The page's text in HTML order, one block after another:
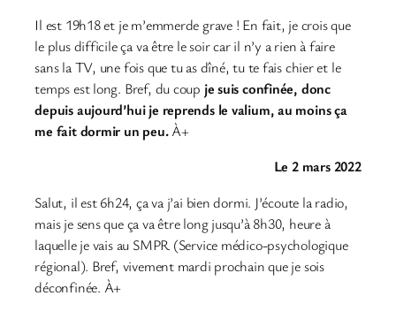
Il est 19h18 et je m’emmerde grave ! En fait, je crois que
le plus difficile ça va être le soir car il n’y a rien à faire
sans la TV, une fois que tu as dîné, tu te fais chier et le
temps est long. Bref, du coup je suis confinée, donc
depuis aujourd’hui je reprends le valium, au moins ça
me fait dormir un peu.À+
Le 2 mars 2022
Salut, il est 6h24, ça va j’ai bien dormi. J’écoute la radio,
mais je sens que ça va être long jusqu’à 8h30, heure à
laquelle je vais au SMPR (Service médico-psychologique
régional). Bref, vivement mardi prochain que je sois
déconfinée. À+